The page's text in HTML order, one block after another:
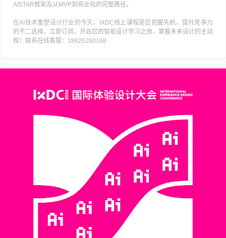
AISTAR框架及从MVP到商业化的完整路径。
在AI技术重塑设计行业的今天，IXDC线上课程是您把握先机、提升竞争力
的不二选择。立即订阅，开启您的智能设计学习之旅，掌握未来设计的主动
权！联系在线客服：18826260168